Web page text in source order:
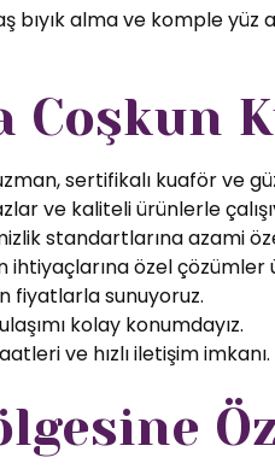
bıyık alma ve komple
Coşkun
sertifikalı kuaför ve
ve kaliteli ürünlerle
standartlarına azami
ihtiyaçlarına özel çözümler
fiyatlarla sunuyoruz.
kolay konumdayız.
ve hızlı iletişim imkanı.